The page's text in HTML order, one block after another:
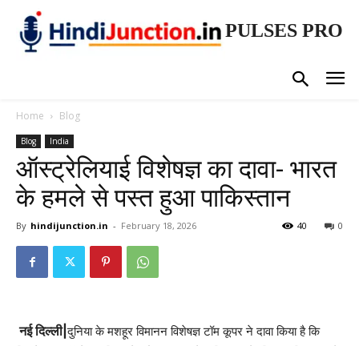
PULSES PRO
Home Blog
Blog India
ऑस्ट्रेलियाई विशेषज्ञ का दावा- भारत
के हमले से पस्त हुआ पाकिस्तान
By hindijunction.in - February 18, 2026 0
40
नई दिल्ली|दुनिया के मशहूर विमानन विशेषज्ञ टॉम कूपर ने दावा किया है कि